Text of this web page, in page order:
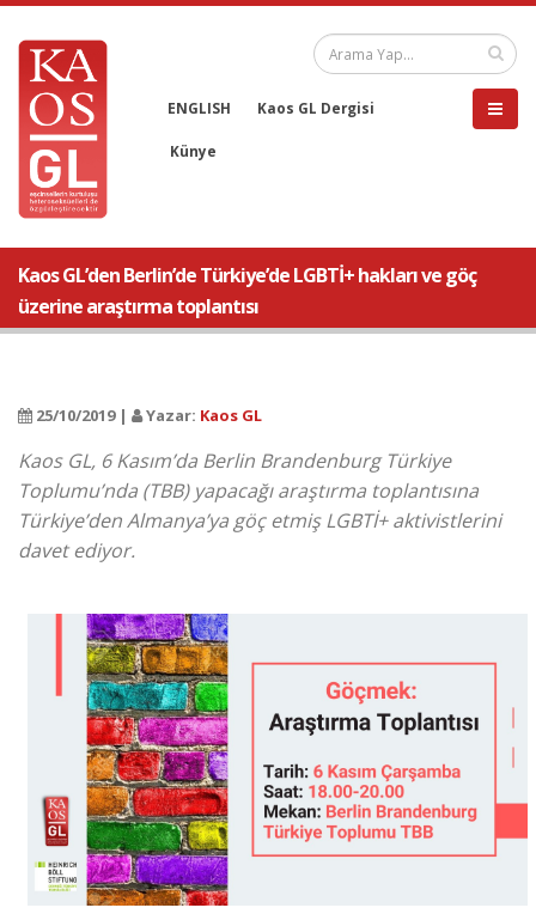
ENGLISH Kaos GL Dergisi
Künye
Kaos GL’den Berlin’de Türkiye’de LGBTİ+ hakları ve göç
üzerine araştırma toplantısı
25/10/2019 | Yazar: Kaos GL
Kaos GL, 6 Kasım’da Berlin Brandenburg Türkiye
Toplumu’nda (TBB) yapacağı araştırma toplantısına
Türkiye’den Almanya’ya göç etmiş LGBTİ+ aktivistlerini
davet ediyor.